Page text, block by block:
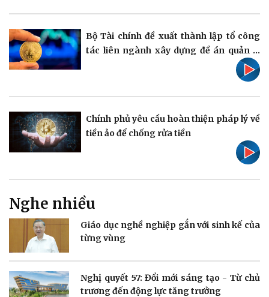
Thể thao
Lịch thi đấu bóng đá
eSports
Hậu trường
Xe máy
Doanh nghiệp
Thông tin doanh nghiệp
Doanh nghiệp 24h
Doanh nhân
Vì cộng đồng
Công nghệ
Trải nghiệm
Chuyển đổi số
Bộ Tài chính đề xuất thành lập tổ công
tác liên ngành xây dựng đề án quản lý
Chính phủ yêu cầu hoàn thiện pháp lý về
tiền ảo để chống rửa tiền
Nghe nhiều
Giáo dục nghề nghiệp gắn với sinh kế của
từng vùng
Nghị quyết 57: Đổi mới sáng tạo - Từ chủ
trương đến động lực tăng trưởng